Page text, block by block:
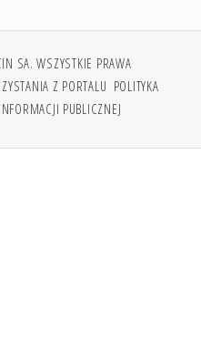
SA. WSZYSTKIE PRAWA
Z PORTALU POLITYKA
PUBLICZNEJ